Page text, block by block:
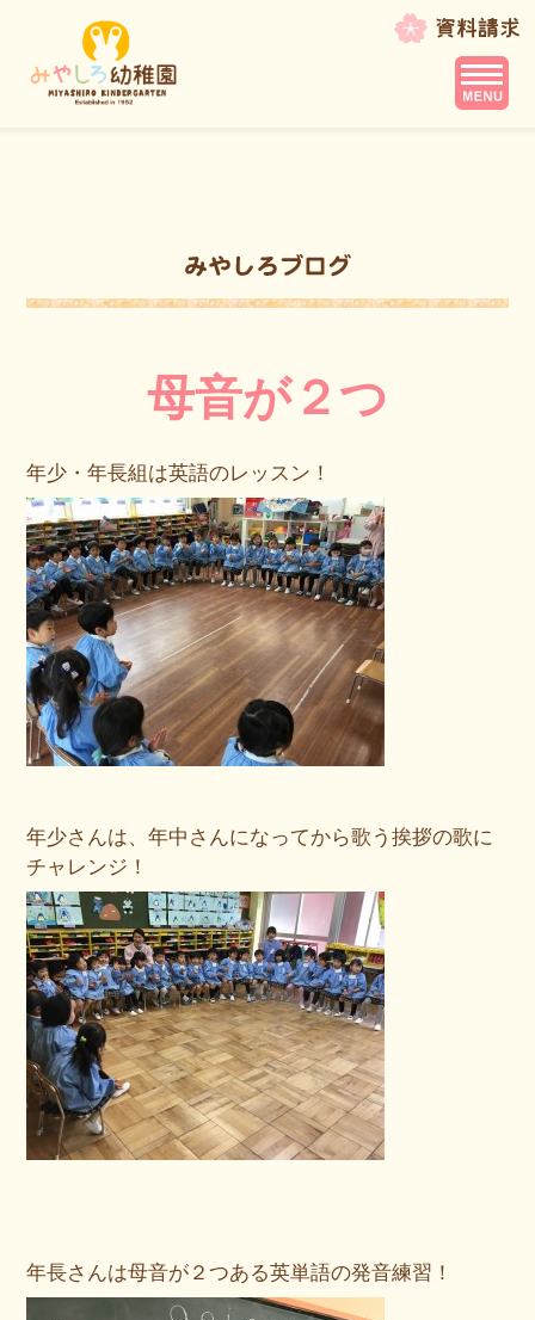
母音が２つ
年少・年長組は英語のレッスン！
年少さんは、年中さんになってから歌う挨拶の歌に
チャレンジ！
年長さんは母音が２つある英単語の発音練習！